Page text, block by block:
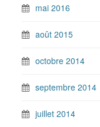
mai 2016
août 2015
octobre 2014
septembre 2014
juillet 2014